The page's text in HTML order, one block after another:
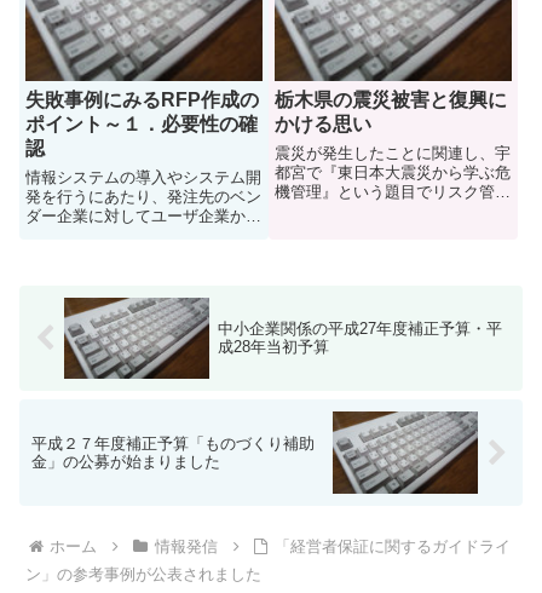
か？」という疑問に答えるた
め、...
失敗事例にみるRFP作成の
ポイント～１．必要性の確
認
情報システムの導入やシステム開
発を行うにあたり、発注先のベン
ダー企業に対してユーザ企業から
の文書の必要性が訴えられ徐々に
浸透してきてはいる...
栃木県の震災被害と復興に
かける思い
震災が発生したことに関連し、宇
都宮で『東日本大震災から学ぶ危
機管理』という題目でリスク管理
中小企業関係の平成27年度補正予算・平
成28年当初予算
平成２７年度補正予算「ものづくり補助
金」の公募が始まりました
ホーム 情報発信
「経営者保証に関するガイドライ
ン」の参考事例が公表されました